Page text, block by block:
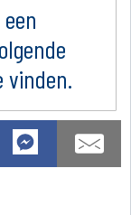
vinden.